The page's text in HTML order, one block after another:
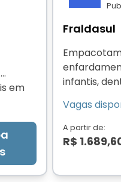
em
fria
Fraldasul
infantis,
demanda
Vagas
A partir de:
R$